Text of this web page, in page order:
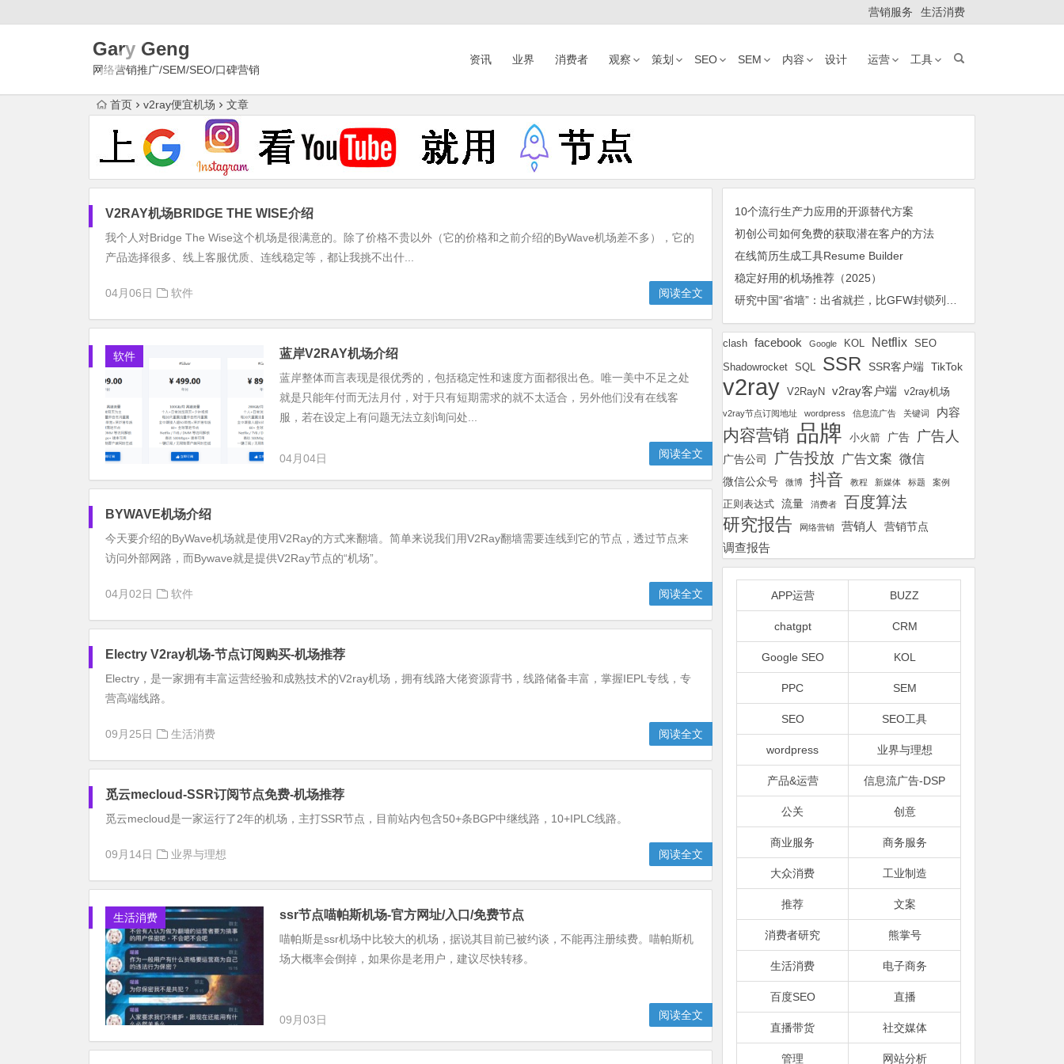
营销服务 生活消费
Gary Geng
网络营销推广/SEM/SEO/口碑营销
资讯 业界 消费者 观察 策划 SEO SEM 内容 设计 运营 工具
首页 v2ray便宜机场 文章
V2RAY机场BRIDGE THE WISE介绍
我个人对Bridge The Wise这个机场是很满意的。除了价格不贵以外（它的价格和之前介绍的ByWave机场差不多），它的
产品选择很多、线上客服优质、连线稳定等，都让我挑不出什...
04月06日 软件 阅读全文
软件 蓝岸V2RAY机场介绍
蓝岸整体而言表现是很优秀的，包括稳定性和速度方面都很出色。唯一美中不足之处
就是只能年付而无法月付，对于只有短期需求的就不太适合，另外他们没有在线客
服，若在设定上有问题无法立刻询问处...
04月04日 阅读全文
BYWAVE机场介绍
今天要介绍的ByWave机场就是使用V2Ray的方式来翻墙。简单来说我们用V2Ray翻墙需要连线到它的节点，透过节点来
访问外部网路，而Bywave就是提供V2Ray节点的“机场”。
04月02日 软件 阅读全文
Electry V2ray机场-节点订阅购买-机场推荐
Electry，是一家拥有丰富运营经验和成熟技术的V2ray机场，拥有线路大佬资源背书，线路储备丰富，掌握IEPL专线，专
营高端线路。
09月25日 生活消费 阅读全文
觅云mecloud-SSR订阅节点免费-机场推荐
觅云mecloud是一家运行了2年的机场，主打SSR节点，目前站内包含50+条BGP中继线路，10+IPLC线路。
09月14日 业界与理想 阅读全文
生活消费 ssr节点喵帕斯机场-官方网址/入口/免费节点
喵帕斯是ssr机场中比较大的机场，据说其目前已被约谈，不能再注册续费。喵帕斯机
场大概率会倒掉，如果你是老用户，建议尽快转移。
09月03日 阅读全文
10个流行生产力应用的开源替代方案
初创公司如何免费的获取潜在客户的方法
在线简历生成工具Resume Builder
稳定好用的机场推荐（2025）
clash facebook Google KOL Netflix
SEO
Shadowrocket
SQL SSR SSR客户端 TikTok
v2ray V2RayN v2ray客户端 v2ray机场
v2ray节点订阅地址 wordpress 信息流广告 关键词 内容
内容营销 品牌 小火箭 广告 广告人
广告公司 广告投放 广告文案 微信
微信公众号 微博 抖音 教程 新媒体 标题 案例
正则表达式 流量 消费者 百度算法
研究报告 网络营销 营销人 营销节点
调查报告
APP运营 BUZZ
chatgpt CRM
Google SEO KOL
PPC SEM
SEO SEO工具
wordpress 业界与理想
产品&运营 信息流广告-DSP
公关 创意
商业服务 商务服务
大众消费 工业制造
推荐 文案
消费者研究 熊掌号
生活消费 电子商务
百度SEO 直播
直播带货 社交媒体
管理 网站分析